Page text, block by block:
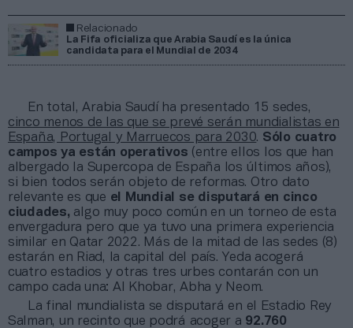
Relacionado
La Fifa oficializa que Arabia Saudí es la única
candidata para el Mundial de 2034
En total, Arabia Saudí ha presentado 15 sedes,
cinco menos de las que se prevé serán mundialistas en
España, Portugal y Marruecos para 2030. Sólo cuatro
campos ya están operativos (entre ellos los que han
albergado la Supercopa de España los últimos años),
si bien todos serán objeto de reformas. Otro dato
relevante es que el Mundial se disputará en cinco
ciudades, algo muy poco común en un torneo de esta
envergadura pero que ya tuvo una primera experiencia
similar en Qatar 2022. Más de la mitad de las sedes (8)
estarán en Riad, la capital del país. Yeda acogerá
cuatro estadios y otras tres urbes contarán con un
campo cada una: Al Khobar, Abha y Neom.
La final mundialista se disputará en el Estadio Rey
Salman, un recinto que podrá acoger a 92.760